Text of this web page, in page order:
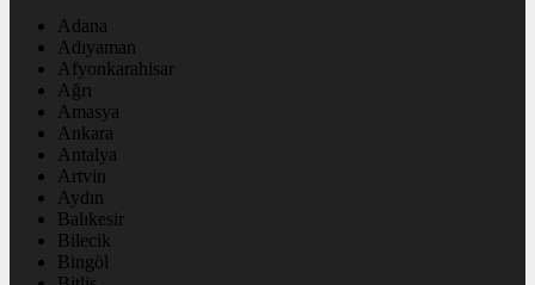
Adana
Adıyaman
Afyonkarahisar
Ağrı
Amasya
Ankara
Antalya
Artvin
Aydın
Balıkesir
Bilecik
Bingöl